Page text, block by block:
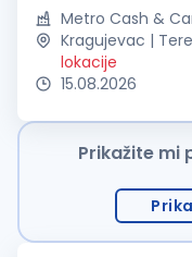
Metro Cash &
Kragujevac |
lokacije
15.08.2026
Prikažite mi